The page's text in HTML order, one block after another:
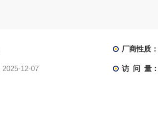
厂商性质：
2025-12-07 访 问 量：